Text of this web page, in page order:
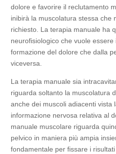
dolore e favorire il reclutamento
inibirà la muscolatura stessa che
richiesto. La terapia manuale ha
neurofisiologico che vuole
formazione del dolore che dalla
viceversa.
La terapia manuale sia
riguarda soltanto la muscolatura
anche dei muscoli adiacenti vista
informazione nervosa relativa al
manuale muscolare riguarda
pelvico in maniera più ampia
fondamentale per fissare i